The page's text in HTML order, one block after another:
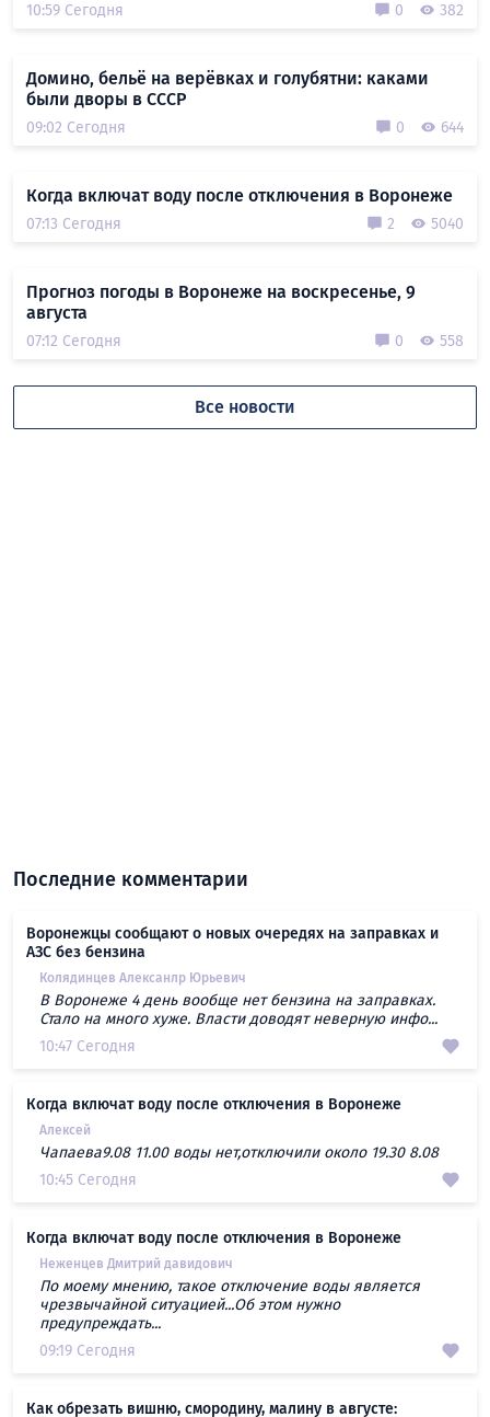
10:59 Сегодня 0 382
Домино, бельё на верёвках и голубятни: каками
были дворы в СССР
09:02 Сегодня 0 644
Когда включат воду после отключения в Воронеже
07:13 Сегодня 2 5040
Прогноз погоды в Воронеже на воскресенье, 9
августа
07:12 Сегодня 0 558
Все новости
Последние комментарии
Воронежцы сообщают о новых очередях на заправках и
АЗС без бензина
Колядинцев Алексанлр Юрьевич
В Воронеже 4 день вообще нет бензина на заправках.
Стало на много хуже. Власти доводят неверную инфо...
10:47 Сегодня
Когда включат воду после отключения в Воронеже
Алексей
Чапаева9.08 11.00 воды нет,отключили около 19.30 8.08
10:45 Сегодня
Когда включат воду после отключения в Воронеже
Неженцев Дмитрий давидович
По моему мнению, такое отключение воды является
чрезвычайной ситуацией...Об этом нужно
предупреждать...
09:19 Сегодня
Как обрезать вишню, смородину, малину в августе: